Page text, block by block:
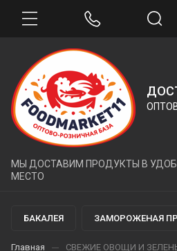
МЫ ДОСТАВИМ ПРОДУКТЫ В
МЕСТО
БАКАЛЕЯ ЗАМОРОЖЕНАЯ
Главная СВЕЖИЕ ОВОЩИ И